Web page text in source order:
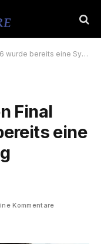
Systemanforderung festgelegt
Final
eine
Kommentare